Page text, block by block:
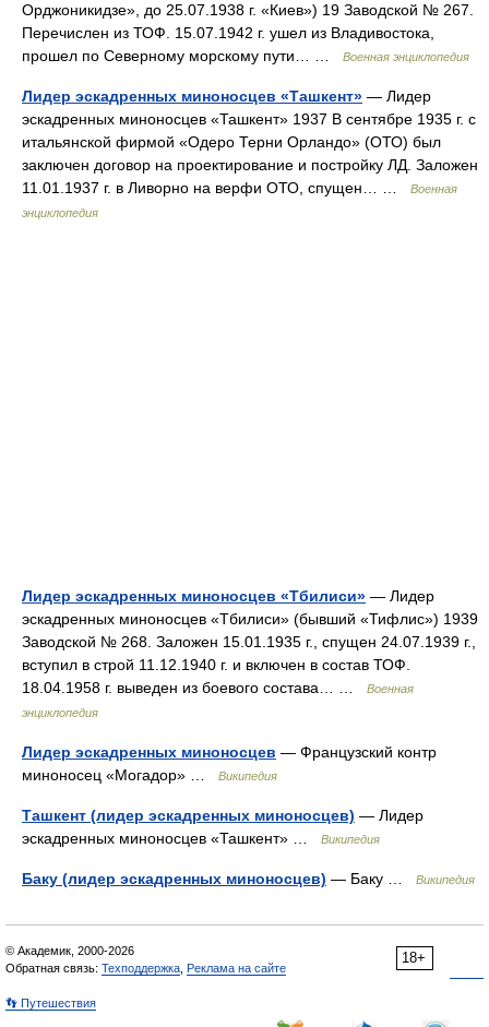
Орджоникидзе», до 25.07.1938 г. «Киев») 19 Заводской № 267.
Перечислен из ТОФ. 15.07.1942 г. ушел из Владивостока,
прошел по Северному морскому пути… …
Военная энциклопедия
Лидер эскадренных миноносцев «Ташкент» — Лидер
эскадренных миноносцев «Ташкент» 1937 В сентябре 1935 г. с
итальянской фирмой «Одеро Терни Орландо» (ОТО) был
заключен договор на проектирование и постройку ЛД. Заложен
11.01.1937 г. в Ливорно на верфи ОТО, спущен… …
Военная
энциклопедия
Лидер эскадренных миноносцев «Тбилиси» — Лидер
эскадренных миноносцев «Тбилиси» (бывший «Тифлис») 1939
Заводской № 268. Заложен 15.01.1935 г., спущен 24.07.1939 г.,
вступил в строй 11.12.1940 г. и включен в состав ТОФ.
18.04.1958 г. выведен из боевого состава… …
Военная
энциклопедия
Лидер эскадренных миноносцев — Французский контр
миноносец «Могадор» …
Википедия
Ташкент (лидер эскадренных миноносцев) — Лидер
эскадренных миноносцев «Ташкент» …
Википедия
Баку (лидер эскадренных миноносцев) — Баку … Википедия
18+
© Академик, 2000-2026
Обратная связь: Техподдержка Реклама на сайте
👣 Путешествия